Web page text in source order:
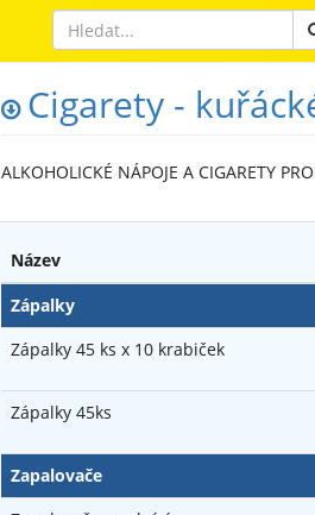
Cigarety -
ALKOHOLICKÉ NÁPOJE A CIGARETY
Název
Zápalky
Zápalky 45 ks x 10 krabiček
Zápalky 45ks
Zapalovače